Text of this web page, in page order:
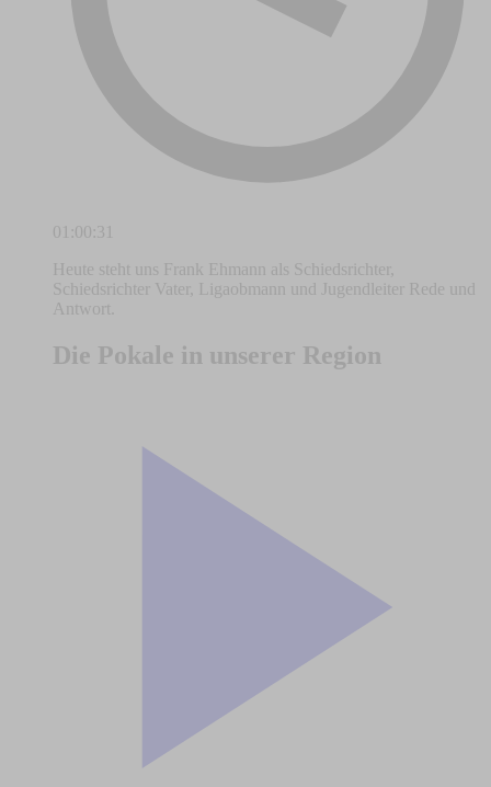
01:00:31
Heute steht uns Frank Ehmann als Schiedsrichter,
Schiedsrichter Vater, Ligaobmann und Jugendleiter Rede und
Antwort.
Die Pokale in unserer Region